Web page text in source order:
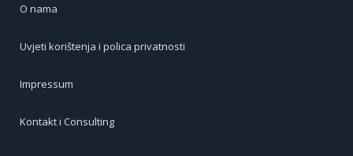
O nama
Uvjeti korištenja i polica privatnosti
Impressum
Kontakt i Consulting